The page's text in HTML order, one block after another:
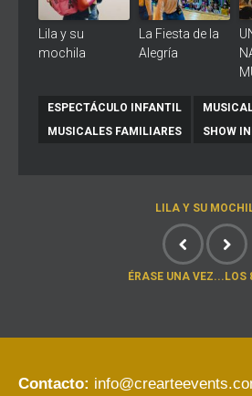
Lila y su
mochila
La Fiesta de la
Alegría
ESPECTÁCULO INFANTIL
MUSICALES FAMILIARES
SHOW
LILA Y SU
ÉRASE UNA VEZ...LOS
Contacto: